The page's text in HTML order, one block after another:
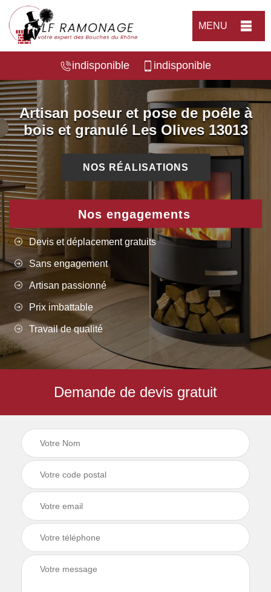
MENU
indisponible indisponible
Artisan poseur et pose de poêle à
bois et granulé Les Olives 13013
NOS RÉALISATIONS
Nos engagements
Devis et déplacement gratuits
Sans engagement
Artisan passionné
Prix imbattable
Travail de qualité
Demande de devis gratuit